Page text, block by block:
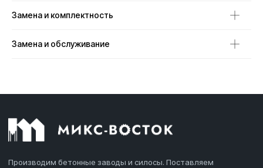
Замена и комплектность
Замена и обслуживание
Производим бетонные заводы и силосы. Поставляем